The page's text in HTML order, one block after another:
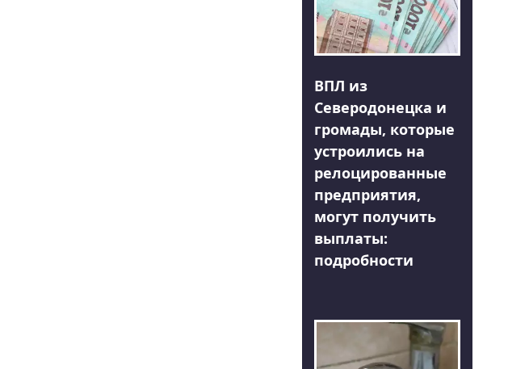
ВПЛ из
Северодонецка и
громады, которые
устроились на
релоцированные
предприятия,
могут получить
выплаты:
подробности